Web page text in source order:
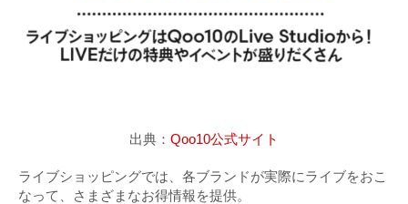
出典： Qoo10公式サイト
ライブショッピングでは、各ブランドが実際にライブをおこ
なって、さまざまなお得情報を提供。